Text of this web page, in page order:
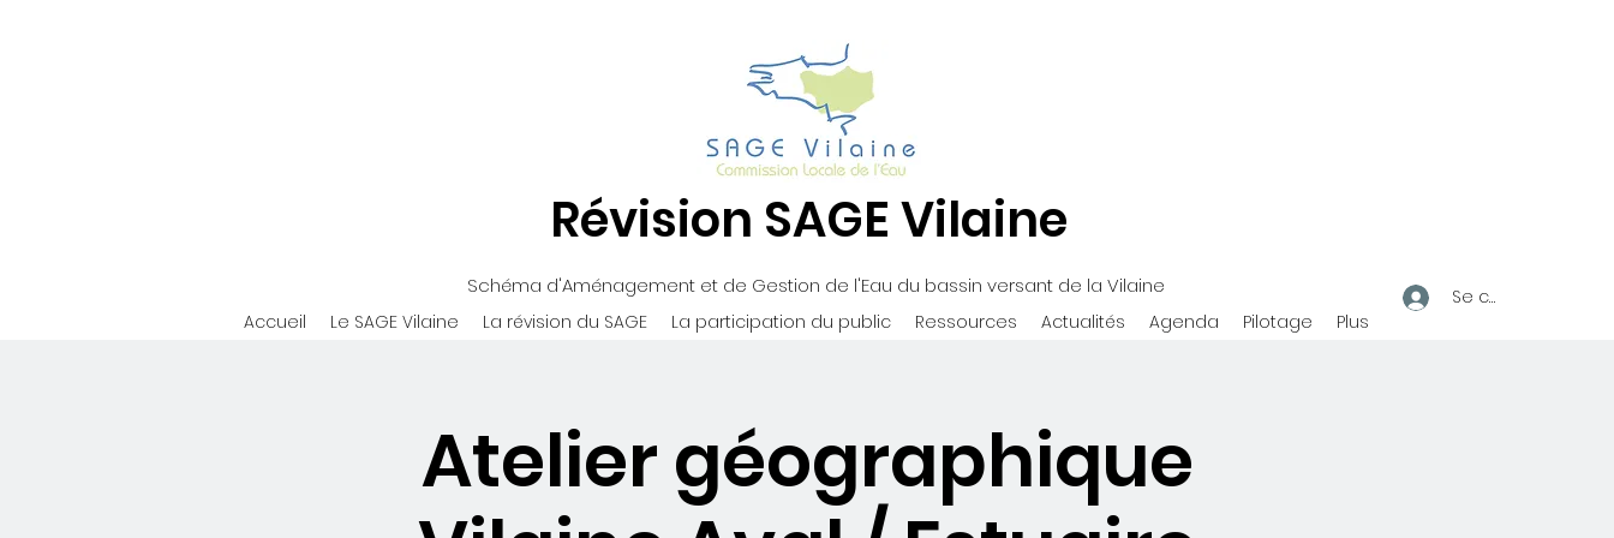
Révision SAGE Vilaine
Schéma d'Aménagement et de Gestion de l'Eau du bassin versant de la Vilaine
Se connecter
Accueil
Le SAGE Vilaine La révision du SAGE La participation du public Ressources Actualités Agenda Pilotage Plus
Atelier géographique